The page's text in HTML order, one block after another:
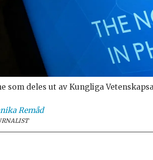
deles ut av Kungliga
Remåd